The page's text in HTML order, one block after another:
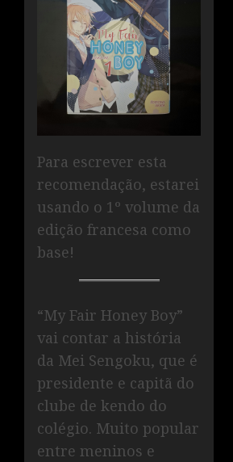
Para escrever esta
recomendação, estarei
usando o 1º volume da
edição francesa como
base!
“My Fair Honey Boy”
vai contar a história
da Mei Sengoku, que é
presidente e capitã do
clube de kendo do
colégio. Muito popular
entre meninos e